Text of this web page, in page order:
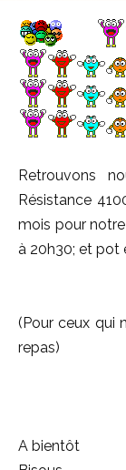
Retrouvons
Résistance
mois pour
à 20h30; et pot
(Pour ceux qui
repas)
A bientôt